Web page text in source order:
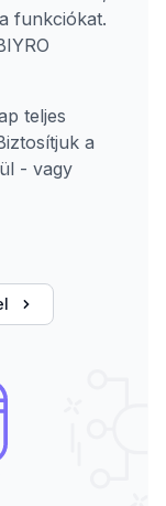
funkciókat.
teljes
a
- vagy